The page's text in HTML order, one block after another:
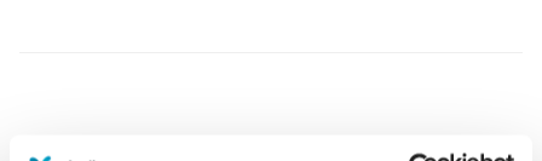
Verbesserte Patientenbetreuung